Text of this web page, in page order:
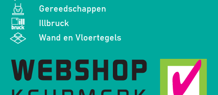
Gereedschappen
Illbruck
Wand en Vloertegels